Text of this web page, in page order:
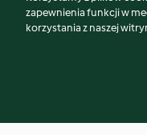
Może
zapewnienia funkcji w
korzystania z naszej